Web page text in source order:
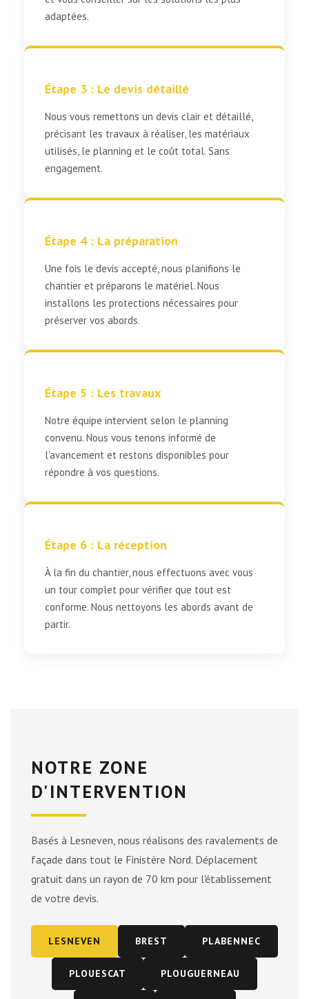
adaptées.
Étape 3 : Le devis détaillé
Nous vous remettons un devis clair et détaillé,
précisant les travaux à réaliser, les matériaux
utilisés, le planning et le coût total. Sans
engagement.
Étape 4 : La préparation
Une fois le devis accepté, nous planifions le
chantier et préparons le matériel. Nous
installons les protections nécessaires pour
préserver vos abords.
Étape 5 : Les travaux
Notre équipe intervient selon le planning
convenu. Nous vous tenons informé de
l'avancement et restons disponibles pour
répondre à vos questions.
Étape 6 : La réception
À la fin du chantier, nous effectuons avec vous
un tour complet pour vérifier que tout est
conforme. Nous nettoyons les abords avant de
partir.
NOTRE ZONE
D'INTERVENTION
Basés à Lesneven, nous réalisons des ravalements de
façade dans tout le Finistère Nord. Déplacement
gratuit dans un rayon de 70 km pour l'établissement
de votre devis.
LESNEVEN BREST PLABENNEC
PLOUESCAT PLOUGUERNEAU